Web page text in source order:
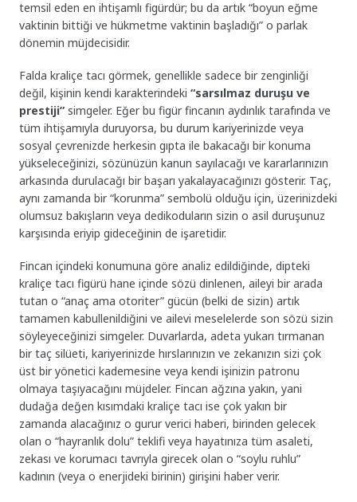
temsil eden en ihtişamlı figürdür; bu da artık “boyun eğme
vaktinin bittiği ve hükmetme vaktinin başladığı” o parlak
dönemin müjdecisidir.
Falda kraliçe tacı görmek, genellikle sadece bir zenginliği
değil, kişinin kendi karakterindeki“sarsılmaz duruşu ve
prestiji” simgeler. Eğer bu figür fincanın aydınlık tarafında ve
tüm ihtişamıyla duruyorsa, bu durum kariyerinizde veya
sosyal çevrenizde herkesin gıpta ile bakacağı bir konuma
yükseleceğinizi, sözünüzün kanun sayılacağı ve kararlarınızın
arkasında durulacağı bir başarı yakalayacağınızı gösterir. Taç,
aynı zamanda bir “korunma” sembolü olduğu için, üzerinizdeki
olumsuz bakışların veya dedikoduların sizin o asil duruşunuz
karşısında eriyip gideceğinin de işaretidir.
Fincan içindeki konumuna göre analiz edildiğinde, dipteki
kraliçe tacı figürü hane içinde sözü dinlenen, aileyi bir arada
tutan o “anaç ama otoriter” gücün (belki de sizin) artık
tamamen kabullenildiğini ve ailevi meselelerde son sözü sizin
söyleyeceğinizi simgeler. Duvarlarda, adeta yukarı tırmanan
bir taç silüeti, kariyerinizde hırslarınızın ve zekanızın sizi çok
üst bir yönetici kademesine veya kendi işinizin patronu
olmaya taşıyacağını müjdeler. Fincan ağzına yakın, yani
dudağa değen kısımdaki kraliçe tacı ise çok yakın bir
zamanda alacağınız o gurur verici haberi, birinden gelecek
olan o “hayranlık dolu” teklifi veya hayatınıza tüm asaleti,
zekası ve korumacı tavrıyla girecek olan o “soylu ruhlu”
kadının (veya o enerjideki birinin) girişini haber verir.